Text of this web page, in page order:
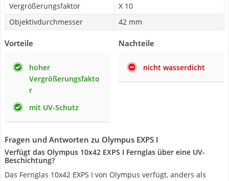
Vergrößerungsfaktor
X 10
Objektivdurchmesser
42 mm
Vorteile
hoher
Vergrößerungsfakto
r
mit UV-Schutz
Nachteile
nicht wasserdicht
Fragen und Antworten zu Olympus EXPS I
Verfügt das Olympus 10x42 EXPS I Fernglas über eine UV-
Beschichtung?
Das Fernglas 10x42 EXPS I von Olympus verfügt, anders als